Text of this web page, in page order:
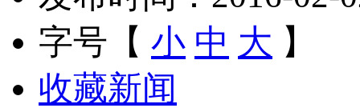
字号【 小 中 大 】
收藏新闻